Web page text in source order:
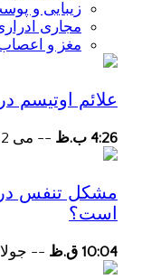
زیبایی و
مجاری
مغز و
علائم اوتیسم
4:26 ب.ظ -- می 12, 2025
مشکل تنفس در
است؟
10:04 ق.ظ -- جولای